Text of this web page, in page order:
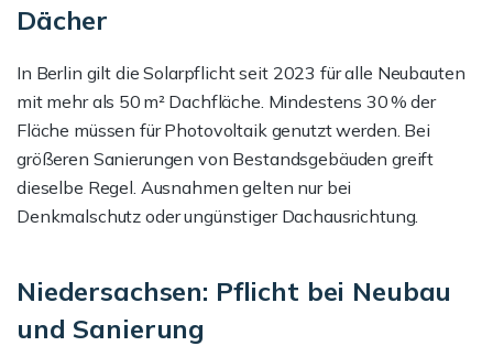
Dächer
In Berlin gilt die Solarpflicht seit 2023 für alle Neubauten
mit mehr als 50 m² Dachfläche. Mindestens 30 % der
Fläche müssen für Photovoltaik genutzt werden. Bei
größeren Sanierungen von Bestandsgebäuden greift
dieselbe Regel. Ausnahmen gelten nur bei
Denkmalschutz oder ungünstiger Dachausrichtung.
Niedersachsen: Pflicht bei Neubau
und Sanierung